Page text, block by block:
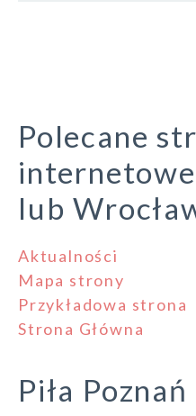
Polecane
internetowe
lub
Aktualności
Mapa strony
Przykładowa strona
Strona Główna
Piła